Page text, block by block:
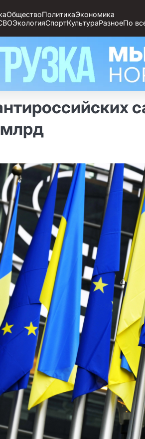
ОбществоПолитикаЭкономика
ЭкологияСпортКультураРазноеПо
млрд